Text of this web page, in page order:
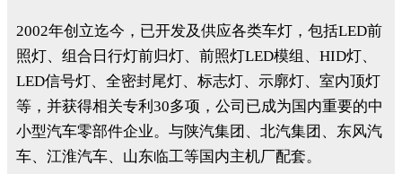
2002年创立迄今，已开发及供应各类车灯，包括LED前
照灯、组合日行灯前归灯、前照灯LED模组、HID灯、
LED信号灯、全密封尾灯、标志灯、示廓灯、室内顶灯
等，并获得相关专利30多项，公司已成为国内重要的中
小型汽车零部件企业。与陕汽集团、北汽集团、东风汽
车、江淮汽车、山东临工等国内主机厂配套。